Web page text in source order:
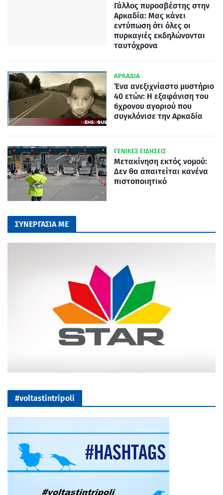
Γάλλος πυροσβέστης στην
Αρκαδία: Μας κάνει
εντύπωση ότι όλες οι
πυρκαγιές εκδηλώνονται
ταυτόχρονα
ΑΡΚΑΔΙΑ
Ένα ανεξιχνίαστο μυστήριο
40 ετών: Η εξαφάνιση του
6χρονου αγοριού που
συγκλόνισε την Αρκαδία
ΓΕΝΙΚΕΣ ΕΙΔΗΣΕΙΣ
Μετακίνηση εκτός νομού:
Δεν θα απαιτείται κανένα
πιστοποιητικό
ΣΥΝΕΡΓΑΣΙΑ ΜΕ
#voltastintripoli